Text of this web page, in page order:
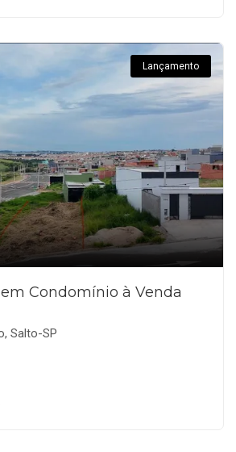
Lançamento
Condomínio à Venda
Salto-SP